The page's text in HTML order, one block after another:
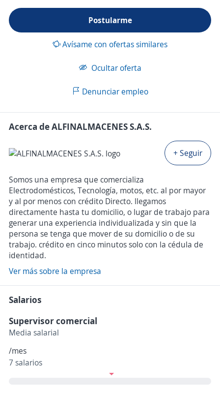
Postularme
Avísame con ofertas similares
Ocultar oferta
Denunciar empleo
Acerca de ALFINALMACENES S.A.S.
+ Seguir
Somos una empresa que comercializa
Electrodomésticos, Tecnología, motos, etc. al por mayor
y al por menos con crédito Directo. llegamos
directamente hasta tu domicilio, o lugar de trabajo para
generar una experiencia individualizada y sin que la
persona se tenga que mover de su domicilio o de su
trabajo. crédito en cinco minutos solo con la cédula de
identidad.
Ver más sobre la empresa
Salarios
Supervisor comercial
Media salarial
/mes
7 salarios